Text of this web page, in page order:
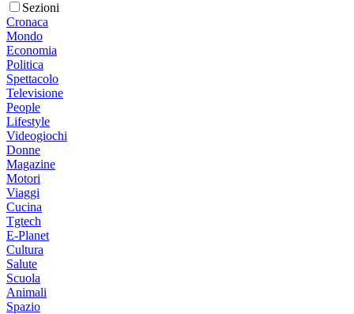
Sezioni
Cronaca
Mondo
Economia
Politica
Spettacolo
Televisione
People
Lifestyle
Videogiochi
Donne
Magazine
Motori
Viaggi
Cucina
Tgtech
E-Planet
Cultura
Salute
Scuola
Animali
Spazio